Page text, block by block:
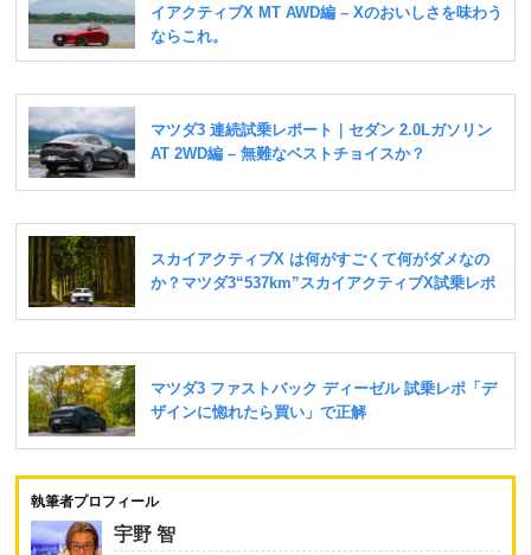
執筆者プロフィール
宇野 智